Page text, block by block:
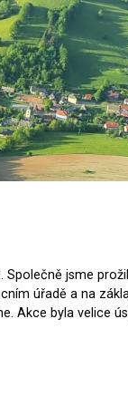
Společně jsme
úřadě a na
Akce byla velice